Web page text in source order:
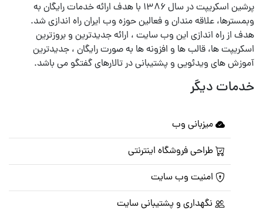
پرشین اسکریپت در سال ۱۳۸۶ با هدف ارائه خدمات رایگان به
وبمسترها، علاقه مندان و فعالین حوزه وب ایران راه اندازی شد.
هدف از راه اندازی این وب سایت ، ارائه جدیدترین و بروزترین
اسکریپت ها، قالب ها و افزونه ها به صورت رایگان ، جدیدترین
آموزش های ویدئویی و پشتیبانی در تالارهای گفتگو می باشد.
خدمات دیگر
میزبانی وب
طراحی فروشگاه اینترنتی
امنیت وب سایت
نگهداری و پشتیبانی سایت